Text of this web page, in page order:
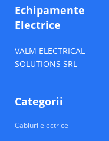
Echipamente
Electrice
VALM ELECTRICAL
SOLUTIONS SRL
Categorii
Cabluri electrice